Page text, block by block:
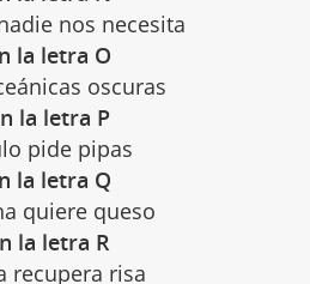
nos necesita
la letra O
oscuras
la letra P
pide pipas
la letra Q
quiere queso
la letra R
recupera risa